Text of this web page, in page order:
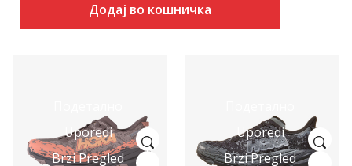
Додај во кошничка
Uporedi
Brzi Pregled
Uporedi
Brzi Pregled